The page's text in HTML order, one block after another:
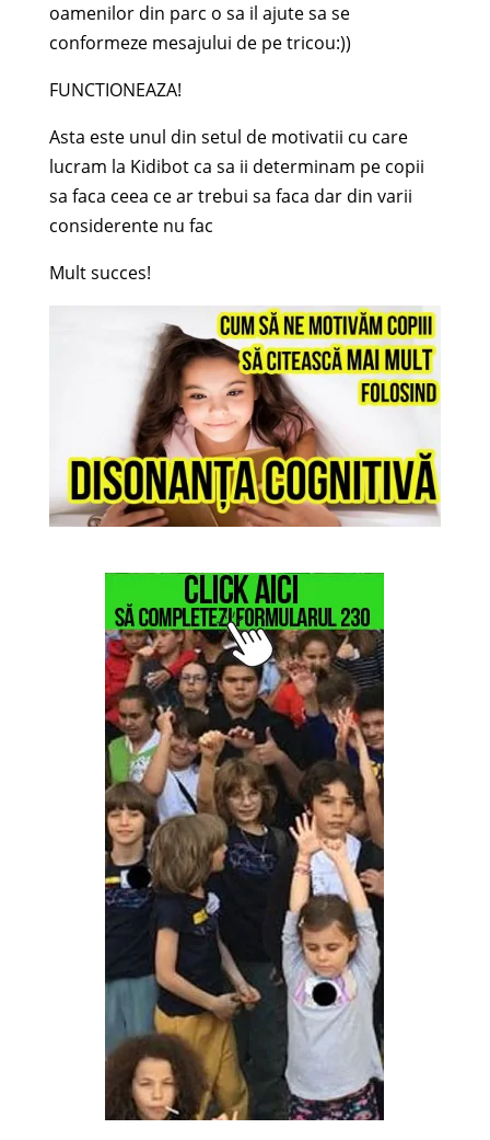
oamenilor din parc o sa il ajute sa se
conformeze mesajului de pe tricou:))
FUNCTIONEAZA!
Asta este unul din setul de motivatii cu care
lucram la Kidibot ca sa ii determinam pe copii
sa faca ceea ce ar trebui sa faca dar din varii
considerente nu fac
Mult succes!